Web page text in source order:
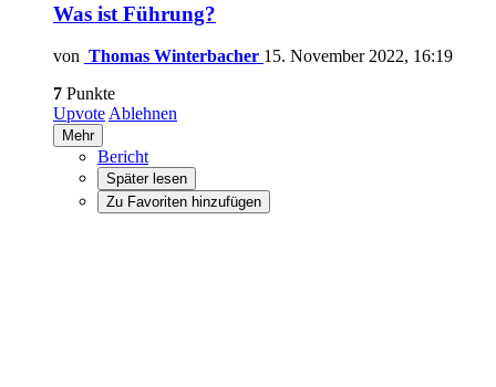
Was ist Führung?
von Thomas Winterbacher 15. November 2022, 16:19
7 Punkte
Upvote Ablehnen
Mehr
Bericht
Später lesen
Zu Favoriten hinzufügen